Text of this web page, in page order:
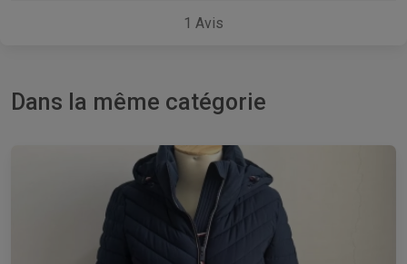
1 Avis
Dans la même catégorie